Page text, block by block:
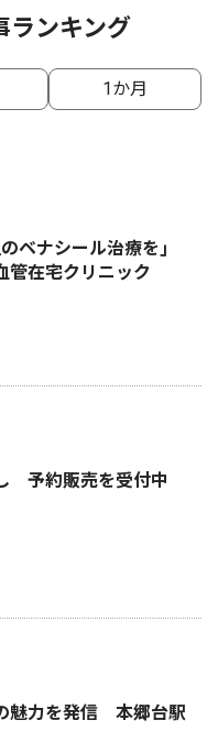
ランキング
1か月
ベナシール治療を｣
管在宅クリニック
予約販売を受付中
魅力を発信 本郷台駅